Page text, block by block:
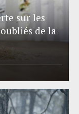
sur les
de la